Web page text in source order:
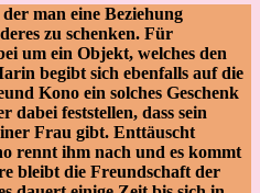
man eine Beziehung
zu schenken. Für
um ein Objekt, welches den
begibt sich ebenfalls auf die
Kono ein solches Geschenk
dabei feststellen, dass sein
Frau gibt. Enttäuscht
rennt ihm nach und es kommt
bleibt die Freundschaft der